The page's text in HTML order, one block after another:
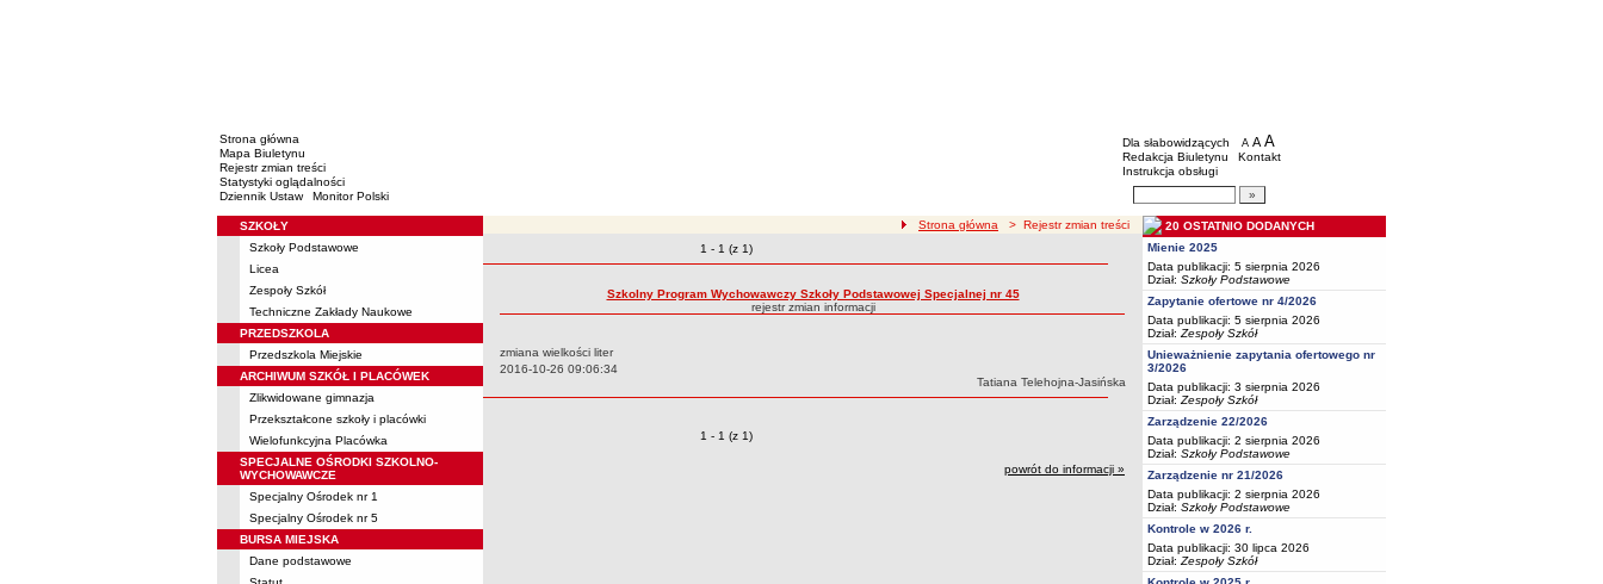
Strona główna
Mapa Biuletynu
Rejestr zmian treści
Statystyki oglądalności
Dziennik Ustaw
Monitor Polski
BIP - Oświata Częstochowa
Menu dodatkowe
Dla słabowidzących A pomniejsz czcionkę
A standardowy rozmiar czcionki
A
Redakcja Biuletynu
Kontakt
Instrukcja obsługi
Wyszukiwarka artykułów
Menu
SZKOŁY
Szkoły Podstawowe
Licea
Zespoły Szkół
Techniczne Zakłady Naukowe
PRZEDSZKOLA
Przedszkola Miejskie
ARCHIWUM SZKÓŁ I PLACÓWEK
Zlikwidowane gimnazja
Przekształcone szkoły i placówki
Wielofunkcyjna Placówka
SPECJALNE OŚRODKI SZKOLNO-
WYCHOWAWCZE
Specjalny Ośrodek nr 1
Specjalny Ośrodek nr 5
BURSA MIEJSKA
Dane podstawowe
ścieżka nawigacji
Strona główna > Rejestr zmian treści
Zmiany o pozycjach
1 - 1 (z 1)
Szkolny Program Wychowawczy Szkoły Podstawowej Specjalnej nr 45
rejestr zmian informacji
zmiana wielkości liter
Data:
2016-10-26 09:06:34
Autor:
Tatiana Telehojna-Jasińska
Zmiany o pozycjach
1 - 1 (z 1)
powrót do informacji »
20 OSTATNIO DODANYCH
Mienie 2025
Data publikacji: 5 sierpnia 2026
Dział: Szkoły Podstawowe
Zapytanie ofertowe nr 4/2026
Data publikacji: 5 sierpnia 2026
Dział: Zespoły Szkół
Unieważnienie zapytania ofertowego nr
3/2026
Data publikacji: 3 sierpnia 2026
Dział: Zespoły Szkół
Zarządzenie 22/2026
Data publikacji: 2 sierpnia 2026
Dział: Szkoły Podstawowe
Zarządzenie nr 21/2026
Data publikacji: 2 sierpnia 2026
Dział: Szkoły Podstawowe
Kontrole w 2026 r.
Data publikacji: 30 lipca 2026
Dział: Zespoły Szkół